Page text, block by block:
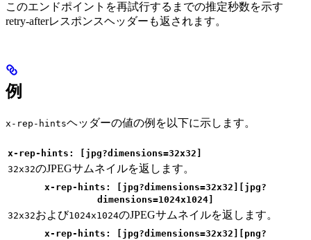
このエンドポイントを再試行するまでの推定秒数を示す
retry-afterレスポンスヘッダーも返されます。
例
x-rep-hintsヘッダーの値の例を以下に示します。
x-rep-hints: [jpg?dimensions=32x32]
32x32のJPEGサムネイルを返します。
x-rep-hints: [jpg?dimensions=32x32][jpg?
dimensions=1024x1024]
32x32および1024x1024のJPEGサムネイルを返します。
x-rep-hints: [jpg?dimensions=32x32][png?